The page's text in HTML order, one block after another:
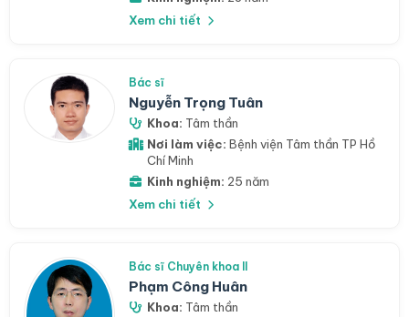
Xem chi tiết
Bác sĩ
Nguyễn Trọng Tuân
Khoa: Tâm thần
Nơi làm việc: Bệnh viện Tâm thần TP Hồ
Chí Minh
Kinh nghiệm: 25 năm
Xem chi tiết
Bác sĩ Chuyên khoa II
Phạm Công Huân
Khoa: Tâm thần